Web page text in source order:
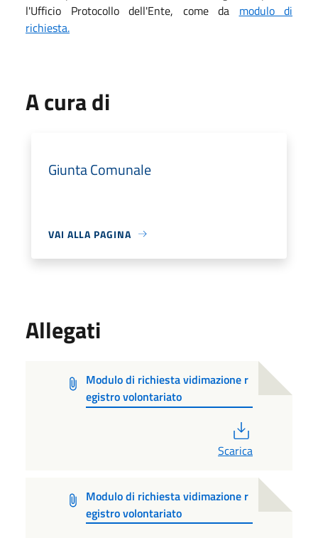
l'Ufficio Protocollo dell'Ente, come da modulo di
richiesta.
A cura di
Giunta Comunale
VAI ALLA PAGINA
Allegati
Modulo di richiesta vidimazione r
egistro volontariato
Scarica
Modulo di richiesta vidimazione r
egistro volontariato